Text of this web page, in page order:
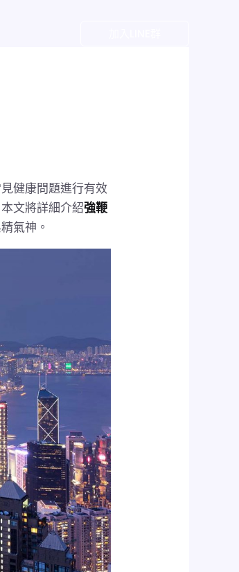
健康問題進行有效
文將詳細介紹強鞭
氣神。